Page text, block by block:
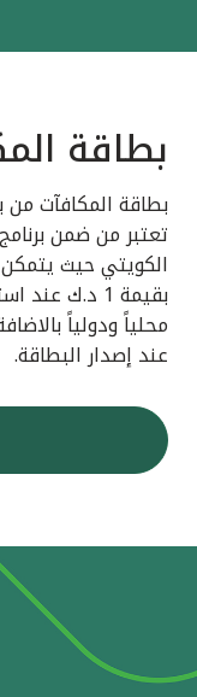
بطاقة
بطاقة المكافآت من
تعتبر من ضمن
بقيمة 1 د.ك
عند إصدار البطاقة.